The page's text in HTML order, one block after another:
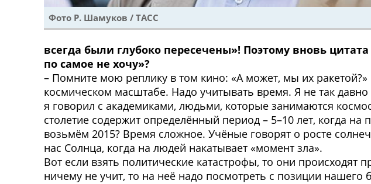
Фото Р. Шамуков / ТАСС
всегда были глубоко пересечены»! Поэтому вновь
по самое не хочу»?
– Помните мою реплику в том кино: «А может, мы их
космическом масштабе. Надо учитывать время. Я не так
я говорил с академиками, людьми, которые занимаются
столетие содержит определённый период – 5–10 лет, когда
возьмём 2015? Время сложное. Учёные говорят о росте
нас Солнца, когда на людей накатывает «момент зла».
Вот если взять политические катастрофы, то они
ничему не учит, то на неё надо посмотреть с позиции